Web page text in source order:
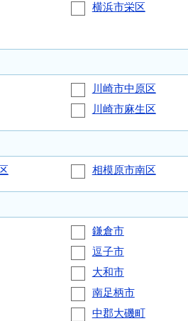
横浜市栄区
川崎市中原区
川崎市麻生区
相模原市南区
鎌倉市
逗子市
大和市
南足柄市
中郡大磯町